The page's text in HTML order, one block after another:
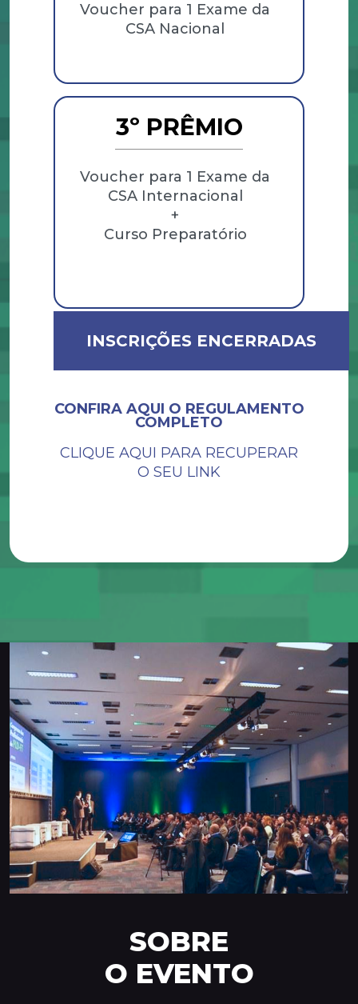
Voucher para 1 Exame da
CSA Nacional
3º PRÊMIO
Voucher para 1 Exame da
CSA Internacional
+
Curso Preparatório
INSCRIÇÕES ENCERRADAS
CONFIRA AQUI O REGULAMENTO
COMPLETO
CLIQUE AQUI PARA RECUPERAR
O SEU LINK
SOBRE
O EVENTO